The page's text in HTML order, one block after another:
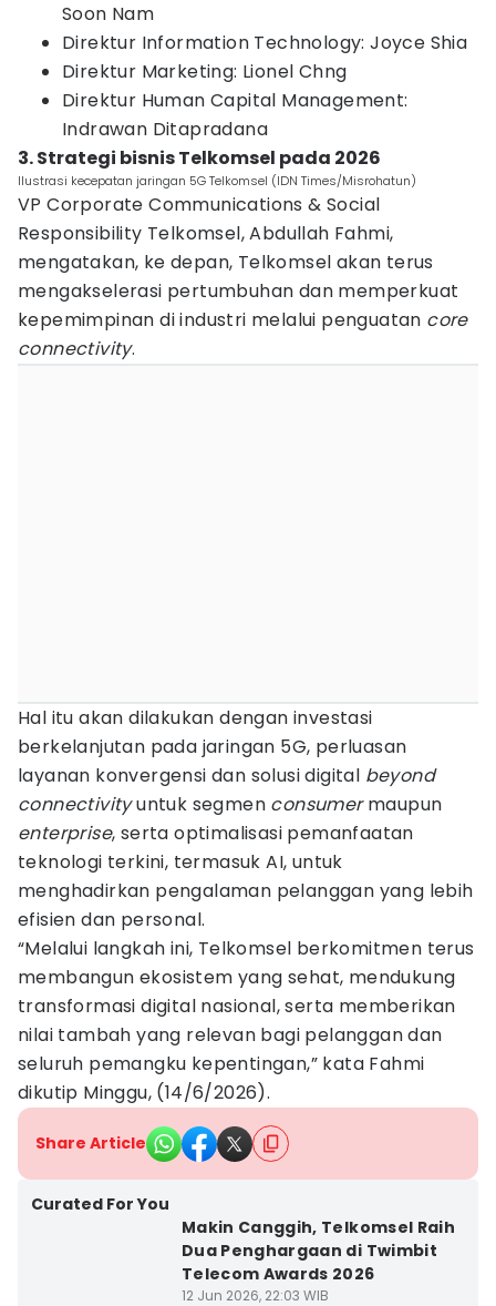
Soon Nam
Direktur Information Technology: Joyce Shia
Direktur Marketing: Lionel Chng
Direktur Human Capital Management:
Indrawan Ditapradana
3. Strategi bisnis Telkomsel pada 2026
Ilustrasi kecepatan jaringan 5G Telkomsel (IDN Times/Misrohatun)
VP Corporate Communications & Social
Responsibility Telkomsel, Abdullah Fahmi,
mengatakan, ke depan, Telkomsel akan terus
mengakselerasi pertumbuhan dan memperkuat
kepemimpinan di industri melalui penguatan core
connectivity.
Hal itu akan dilakukan dengan investasi
berkelanjutan pada jaringan 5G, perluasan
layanan konvergensi dan solusi digital beyond
connectivityuntuk segmen consumermaupun
enterprise, serta optimalisasi pemanfaatan
teknologi terkini, termasuk AI, untuk
menghadirkan pengalaman pelanggan yang lebih
efisien dan personal.
“Melalui langkah ini, Telkomsel berkomitmen terus
membangun ekosistem yang sehat, mendukung
transformasi digital nasional, serta memberikan
nilai tambah yang relevan bagi pelanggan dan
seluruh pemangku kepentingan,” kata Fahmi
dikutip Minggu, (14/6/2026).
Share Article
Curated For You
Makin Canggih, Telkomsel Raih
Dua Penghargaan di Twimbit
Telecom Awards 2026
12 Jun 2026, 22:03 WIB